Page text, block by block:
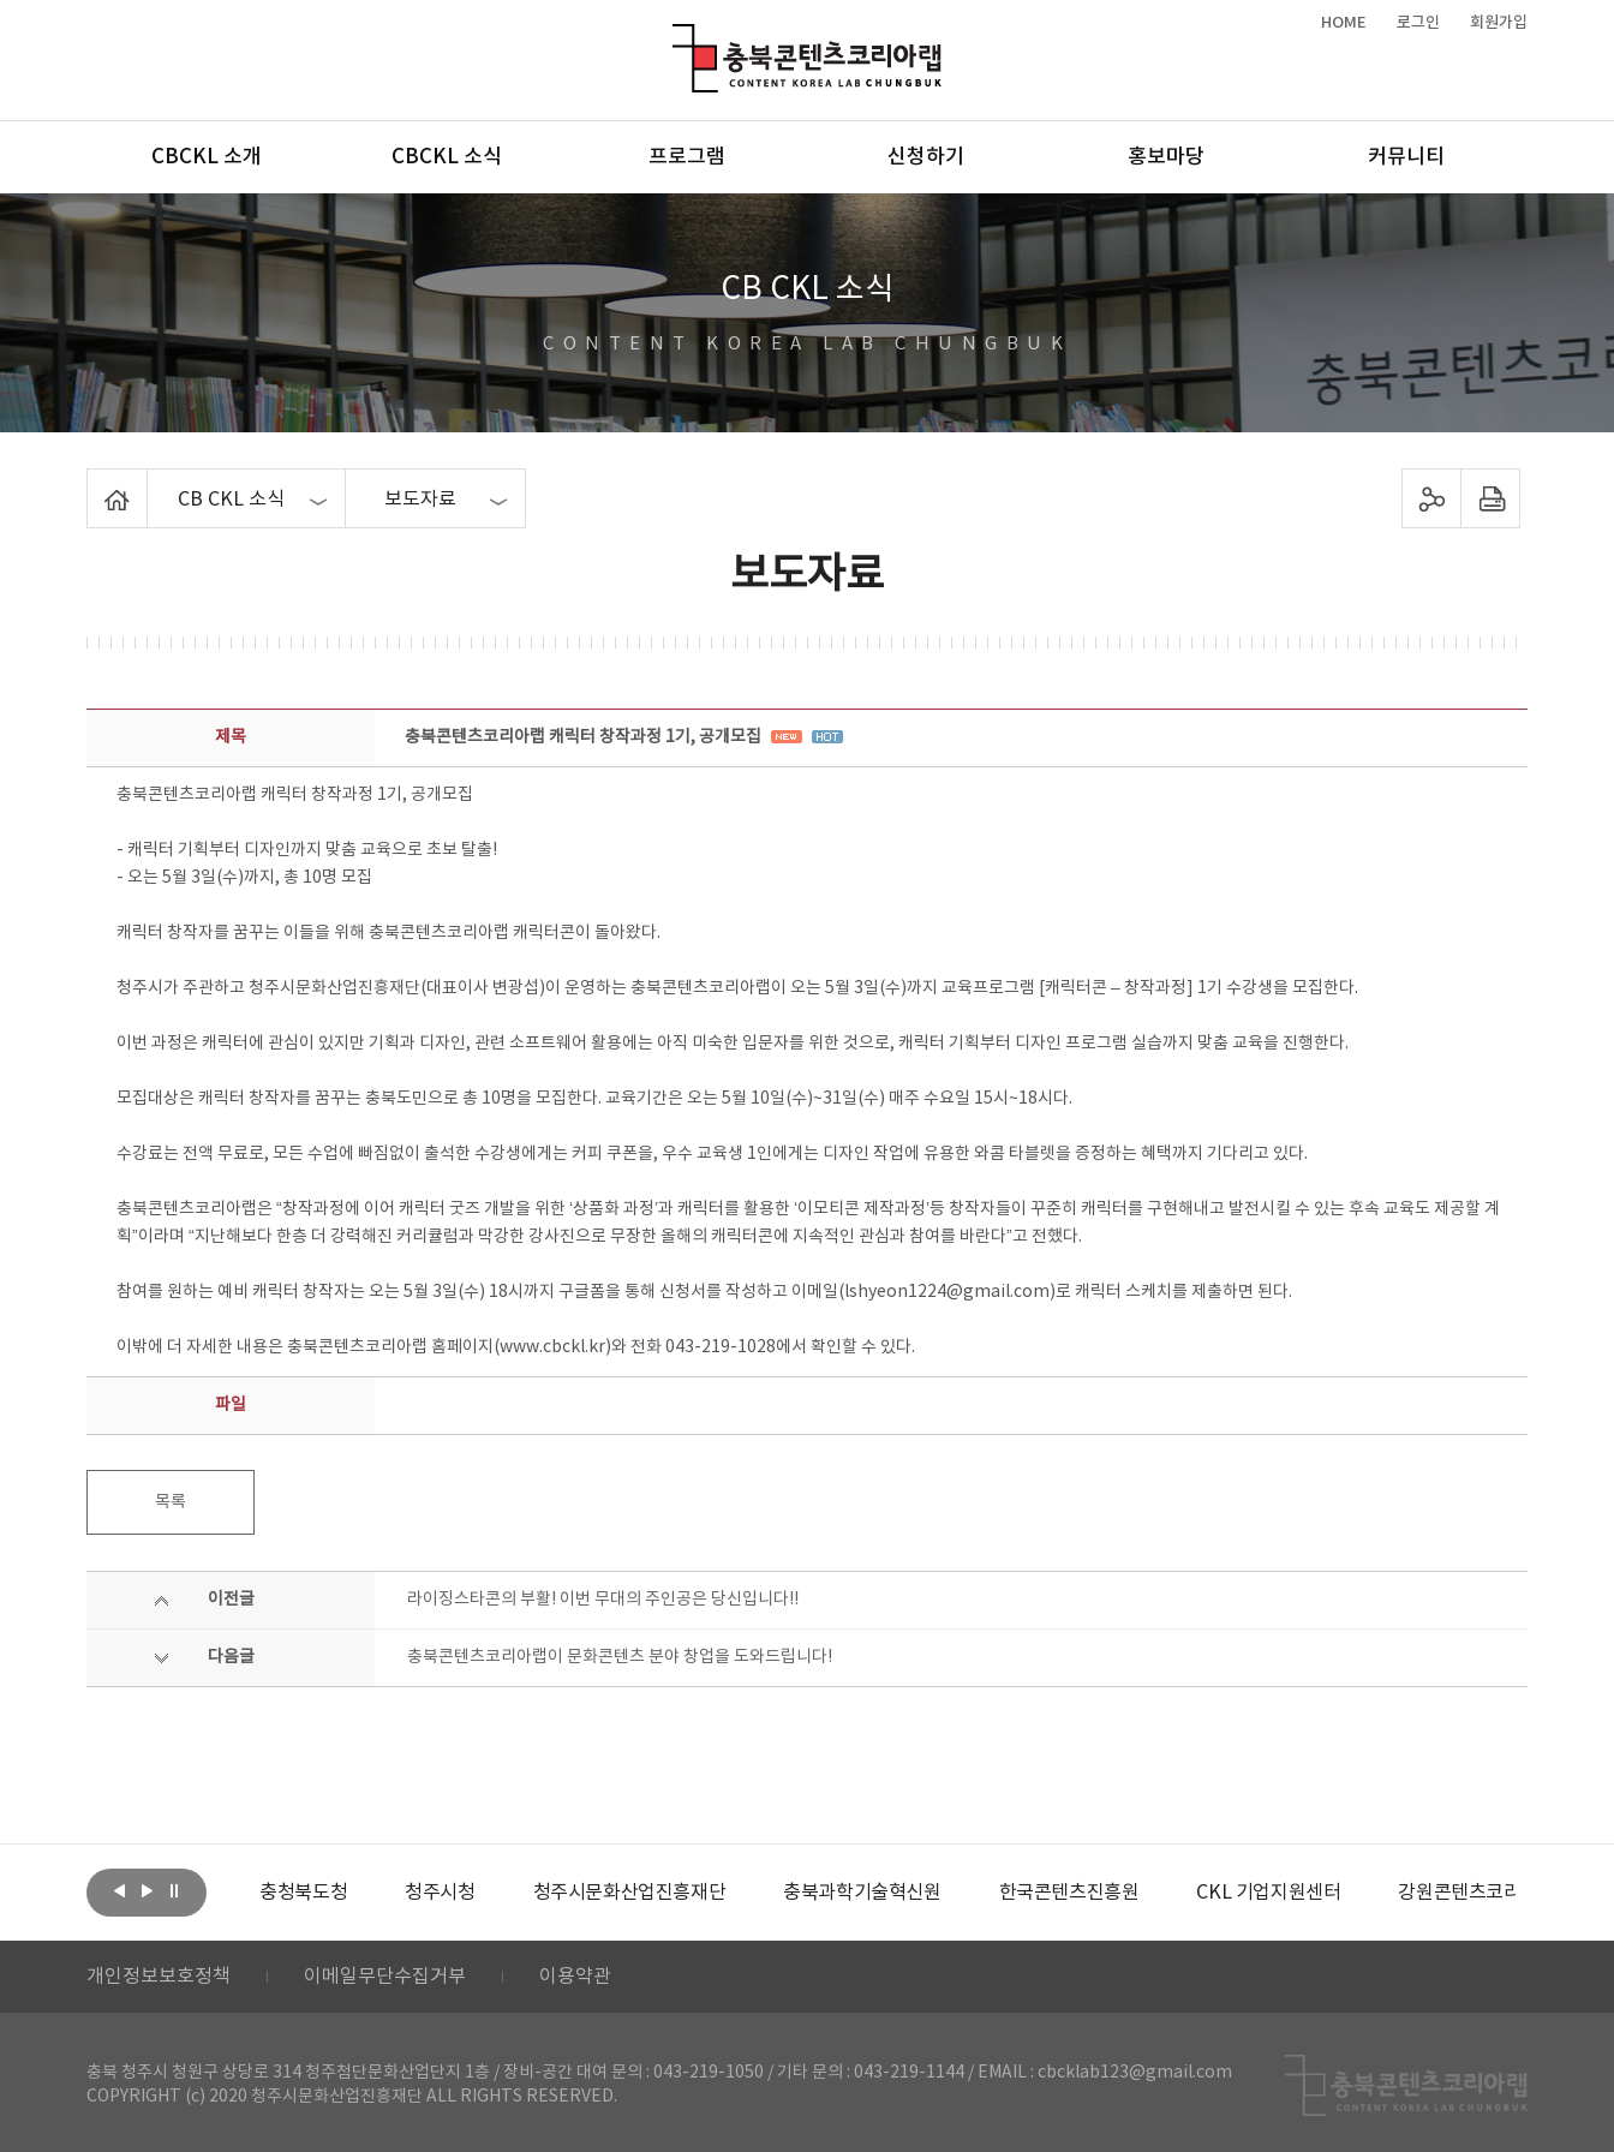
HOME 로그인 회원가입
메뉴
CBCKL 소개 CBCKL 소식 프로그램 신청하기 홍보마당 커뮤니티
CB CKL 소식
CONTENT KOREA LAB CHUNGBUK
CB CKL 소식 보도자료 sns 공유하기 프린트하기
보도자료
보도자료 상세보기 - 제목, 담당부서, 담당자, 담당연락처, 내용, 첨부파일 정보 제공
제목 충북콘텐츠코리아랩 캐릭터 창작과정 1기, 공개모집
충북콘텐츠코리아랩 캐릭터 창작과정 1기, 공개모집
- 캐릭터 기획부터 디자인까지 맞춤 교육으로 초보 탈출!
- 오는 5월 3일(수)까지, 총 10명 모집
캐릭터 창작자를 꿈꾸는 이들을 위해 충북콘텐츠코리아랩 캐릭터콘이 돌아왔다.
청주시가 주관하고 청주시문화산업진흥재단(대표이사 변광섭)이 운영하는 충북콘텐츠코리아랩이 오는 5월 3일(수)까지 교육프로그램 [캐릭터콘 – 창작과정] 1기 수강생을 모집한다.
이번 과정은 캐릭터에 관심이 있지만 기획과 디자인, 관련 소프트웨어 활용에는 아직 미숙한 입문자를 위한 것으로, 캐릭터 기획부터 디자인 프로그램 실습까지 맞춤 교육을 진행한다.
모집대상은 캐릭터 창작자를 꿈꾸는 충북도민으로 총 10명을 모집한다. 교육기간은 오는 5월 10일(수)~31일(수) 매주 수요일 15시~18시다.
수강료는 전액 무료로, 모든 수업에 빠짐없이 출석한 수강생에게는 커피 쿠폰을, 우수 교육생 1인에게는 디자인 작업에 유용한 와콤 타블렛을 증정하는 혜택까지 기다리고 있다.
충북콘텐츠코리아랩은 “창작과정에 이어 캐릭터 굿즈 개발을 위한 ‘상품화 과정’과 캐릭터를 활용한 ‘이모티콘 제작과정’등 창작자들이 꾸준히 캐릭터를 구현해내고 발전시킬 수 있는 후속 교육도 제공할 계
획”이라며 “지난해보다 한층 더 강력해진 커리큘럼과 막강한 강사진으로 무장한 올해의 캐릭터콘에 지속적인 관심과 참여를 바란다”고 전했다.
참여를 원하는 예비 캐릭터 창작자는 오는 5월 3일(수) 18시까지 구글폼을 통해 신청서를 작성하고 이메일(lshyeon1224@gmail.com)로 캐릭터 스케치를 제출하면 된다.
이밖에 더 자세한 내용은 충북콘텐츠코리아랩 홈페이지(www.cbckl.kr)와 전화 043-219-1028에서 확인할 수 있다.
파일
목록
이전글 라이징스타콘의 부활! 이번 무대의 주인공은 당신입니다!!
다음글 충북콘텐츠코리아랩이 문화콘텐츠 분야 창업을 도와드립니다!
문화체육관광부 충청북도청 청주시청 청주시문화산업진흥재단 충북과학기술혁신원 한국콘텐츠진흥원 CKL 기업지원센터 강원콘텐츠코리아랩
개인정보보호정책 이메일무단수집거부 이용약관
충북 청주시 청원구 상당로 314 청주첨단문화산업단지 1층 / 장비-공간 대여 문의 : 043-219-1050 / 기타 문의 : 043-219-1144 / EMAIL : cbcklab123@gmail.com
COPYRIGHT (c) 2020 청주시문화산업진흥재단 ALL RIGHTS RESERVED.